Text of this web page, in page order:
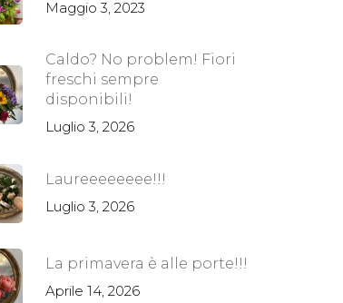
Maggio 3, 2023
Caldo? No problem! Fiori
freschi sempre
disponibili!
Luglio 3, 2026
Laureeeeeeee!!!
Luglio 3, 2026
La primavera è alle porte!!!
Aprile 14, 2026